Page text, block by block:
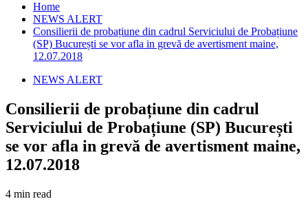
Home
NEWS ALERT
Consilierii de probațiune din cadrul Serviciului de Probațiune
(SP) București se vor afla in grevă de avertisment maine,
12.07.2018
NEWS ALERT
Consilierii de probațiune din cadrul
Serviciului de Probațiune (SP) București
se vor afla in grevă de avertisment maine,
12.07.2018
4 min read